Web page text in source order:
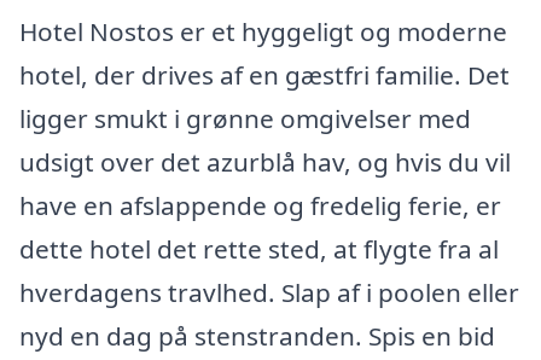
Hotel Nostos er et hyggeligt og moderne
hotel, der drives af en gæstfri familie. Det
ligger smukt i grønne omgivelser med
udsigt over det azurblå hav, og hvis du vil
have en afslappende og fredelig ferie, er
dette hotel det rette sted, at flygte fra al
hverdagens travlhed. Slap af i poolen eller
nyd en dag på stenstranden. Spis en bid